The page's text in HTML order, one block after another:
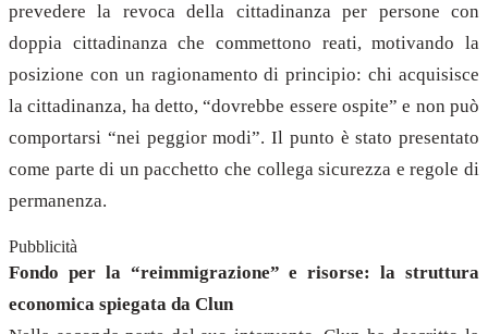
prevedere la revoca della cittadinanza per persone con
doppia cittadinanza che commettono reati, motivando la
posizione con un ragionamento di principio: chi acquisisce
la cittadinanza, ha detto, “dovrebbe essere ospite” e non può
comportarsi “nei peggior modi”. Il punto è stato presentato
come parte di un pacchetto che collega sicurezza e regole di
permanenza.
Pubblicità
Fondo per la “reimmigrazione” e risorse: la struttura
economica spiegata da Clun